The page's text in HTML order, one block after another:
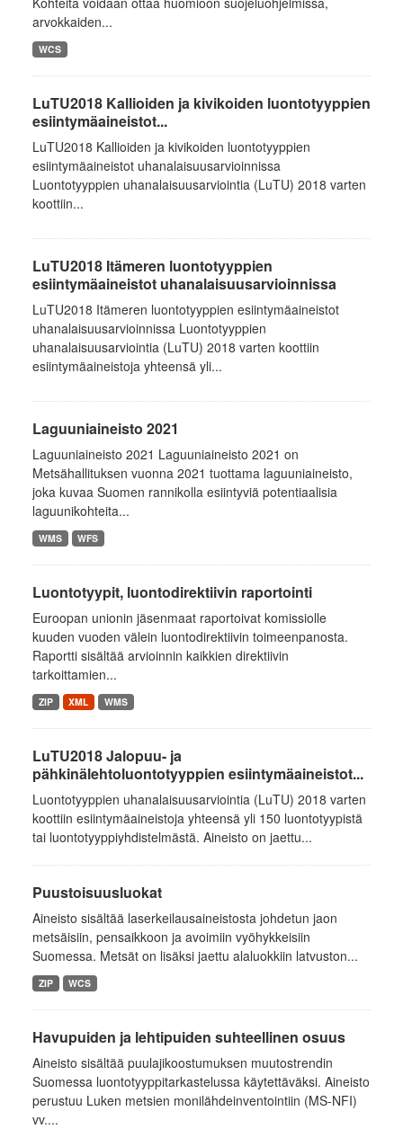
arvokkaiden...
WCS
LuTU2018 Kallioiden ja kivikoiden luontotyyppien
esiintymäaineistot...
LuTU2018 Kallioiden ja kivikoiden luontotyyppien
esiintymäaineistot uhanalaisuusarvioinnissa
Luontotyyppien uhanalaisuusarviointia (LuTU) 2018 varten
koottiin...
LuTU2018 Itämeren luontotyyppien
esiintymäaineistot uhanalaisuusarvioinnissa
LuTU2018 Itämeren luontotyyppien esiintymäaineistot
uhanalaisuusarvioinnissa Luontotyyppien
uhanalaisuusarviointia (LuTU) 2018 varten koottiin
esiintymäaineistoja yhteensä yli...
Laguuniaineisto 2021
Laguuniaineisto 2021 Laguuniaineisto 2021 on
Metsähallituksen vuonna 2021 tuottama laguuniaineisto,
joka kuvaa Suomen rannikolla esiintyviä potentiaalisia
laguunikohteita...
WMS WFS
Luontotyypit, luontodirektiivin raportointi
Euroopan unionin jäsenmaat raportoivat komissiolle
kuuden vuoden välein luontodirektiivin toimeenpanosta.
Raportti sisältää arvioinnin kaikkien direktiivin
tarkoittamien...
ZIP XML WMS
LuTU2018 Jalopuu- ja
pähkinälehtoluontotyyppien esiintymäaineistot...
Luontotyyppien uhanalaisuusarviointia (LuTU) 2018 varten
koottiin esiintymäaineistoja yhteensä yli 150 luontotyypistä
tai luontotyyppiyhdistelmästä. Aineisto on jaettu...
Puustoisuusluokat
Aineisto sisältää laserkeilausaineistosta johdetun jaon
metsäisiin, pensaikkoon ja avoimiin vyöhykkeisiin
Suomessa. Metsät on lisäksi jaettu alaluokkiin latvuston...
ZIP WCS
Havupuiden ja lehtipuiden suhteellinen osuus
Aineisto sisältää puulajikoostumuksen muutostrendin
Suomessa luontotyyppitarkastelussa käytettäväksi. Aineisto
perustuu Luken metsien monilähdeinventointiin (MS-NFI)
vv....